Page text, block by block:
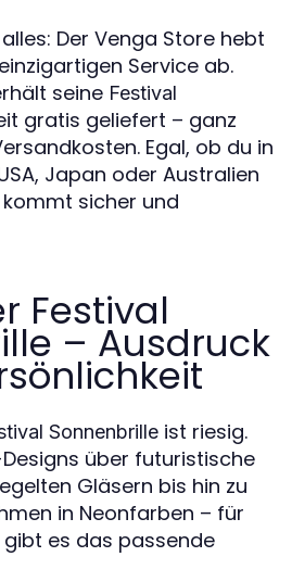
Der Venga Store hebt
Service ab.
seine Festival
gratis geliefert – ganz
Egal, ob du in
Japan oder Australien
sicher und
Festival
– Ausdruck
Sonnenbrille ist riesig.
über futuristische
Gläsern bis hin zu
in Neonfarben – für
es das passende